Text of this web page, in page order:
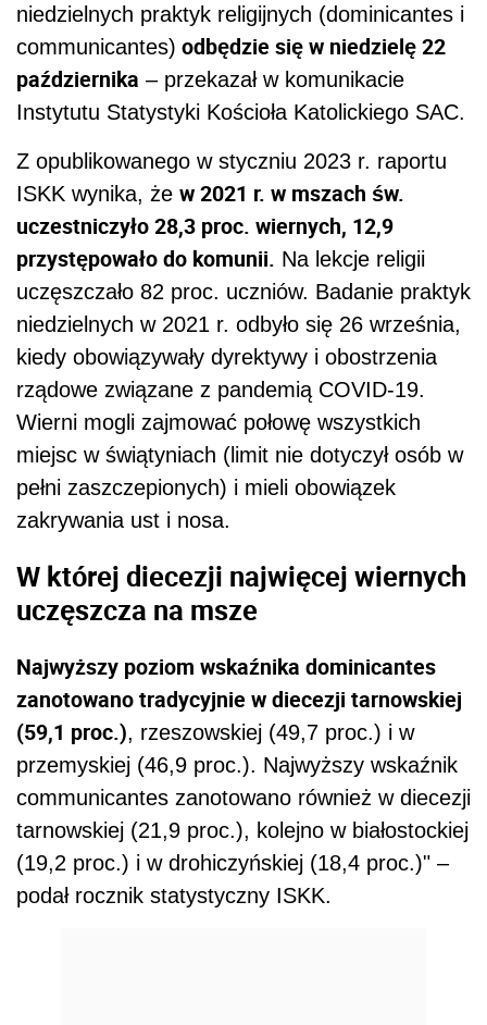
niedzielnych praktyk religijnych (dominicantes i
communicantes) odbędzie się w niedzielę 22
października – przekazał w komunikacie
Instytutu Statystyki Kościoła Katolickiego SAC.
Z opublikowanego w styczniu 2023 r. raportu
ISKK wynika, że w 2021 r. w mszach św.
uczestniczyło 28,3 proc. wiernych, 12,9
przystępowało do komunii. Na lekcje religii
uczęszczało 82 proc. uczniów. Badanie praktyk
niedzielnych w 2021 r. odbyło się 26 września,
kiedy obowiązywały dyrektywy i obostrzenia
rządowe związane z pandemią COVID-19.
Wierni mogli zajmować połowę wszystkich
miejsc w świątyniach (limit nie dotyczył osób w
pełni zaszczepionych) i mieli obowiązek
zakrywania ust i nosa.
W której diecezji najwięcej wiernych
uczęszcza na msze
Najwyższy poziom wskaźnika dominicantes
zanotowano tradycyjnie w diecezji tarnowskiej
(59,1 proc.), rzeszowskiej (49,7 proc.) i w
przemyskiej (46,9 proc.). Najwyższy wskaźnik
communicantes zanotowano również w diecezji
tarnowskiej (21,9 proc.), kolejno w białostockiej
(19,2 proc.) i w drohiczyńskiej (18,4 proc.)" –
podał rocznik statystyczny ISKK.